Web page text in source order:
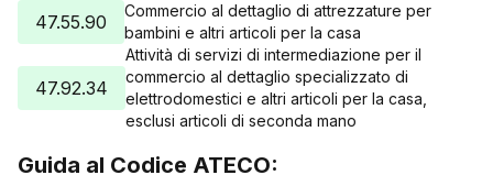
47.55.90
Commercio al dettaglio di attrezzature per
bambini e altri articoli per la casa
47.92.34
Attività di servizi di intermediazione per il
commercio al dettaglio specializzato di
elettrodomestici e altri articoli per la casa,
esclusi articoli di seconda mano
Guida al Codice ATECO: